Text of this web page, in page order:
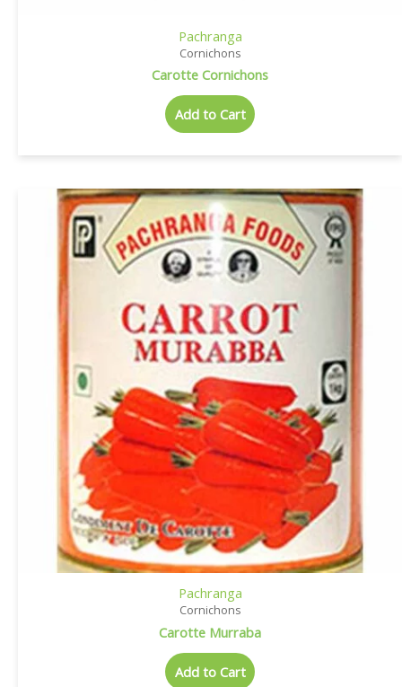
Pachranga
Cornichons
Carotte Cornichons
Add to Cart
Pachranga
Cornichons
Carotte Murraba
Add to Cart